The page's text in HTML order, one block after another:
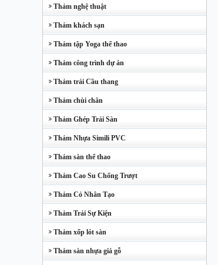
Thảm nghệ thuật
Thảm khách sạn
Thảm tập Yoga thể thao
Thảm công trình dự án
Thảm trải Cầu thang
Thảm chùi chân
Thảm Ghép Trải Sàn
Thảm Nhựa Simili PVC
Thảm sàn thể thao
Thảm Cao Su Chống Trượt
Thảm Cỏ Nhân Tạo
Thảm Trải Sự Kiện
Thảm xốp lót sàn
Thảm sàn nhựa giả gỗ